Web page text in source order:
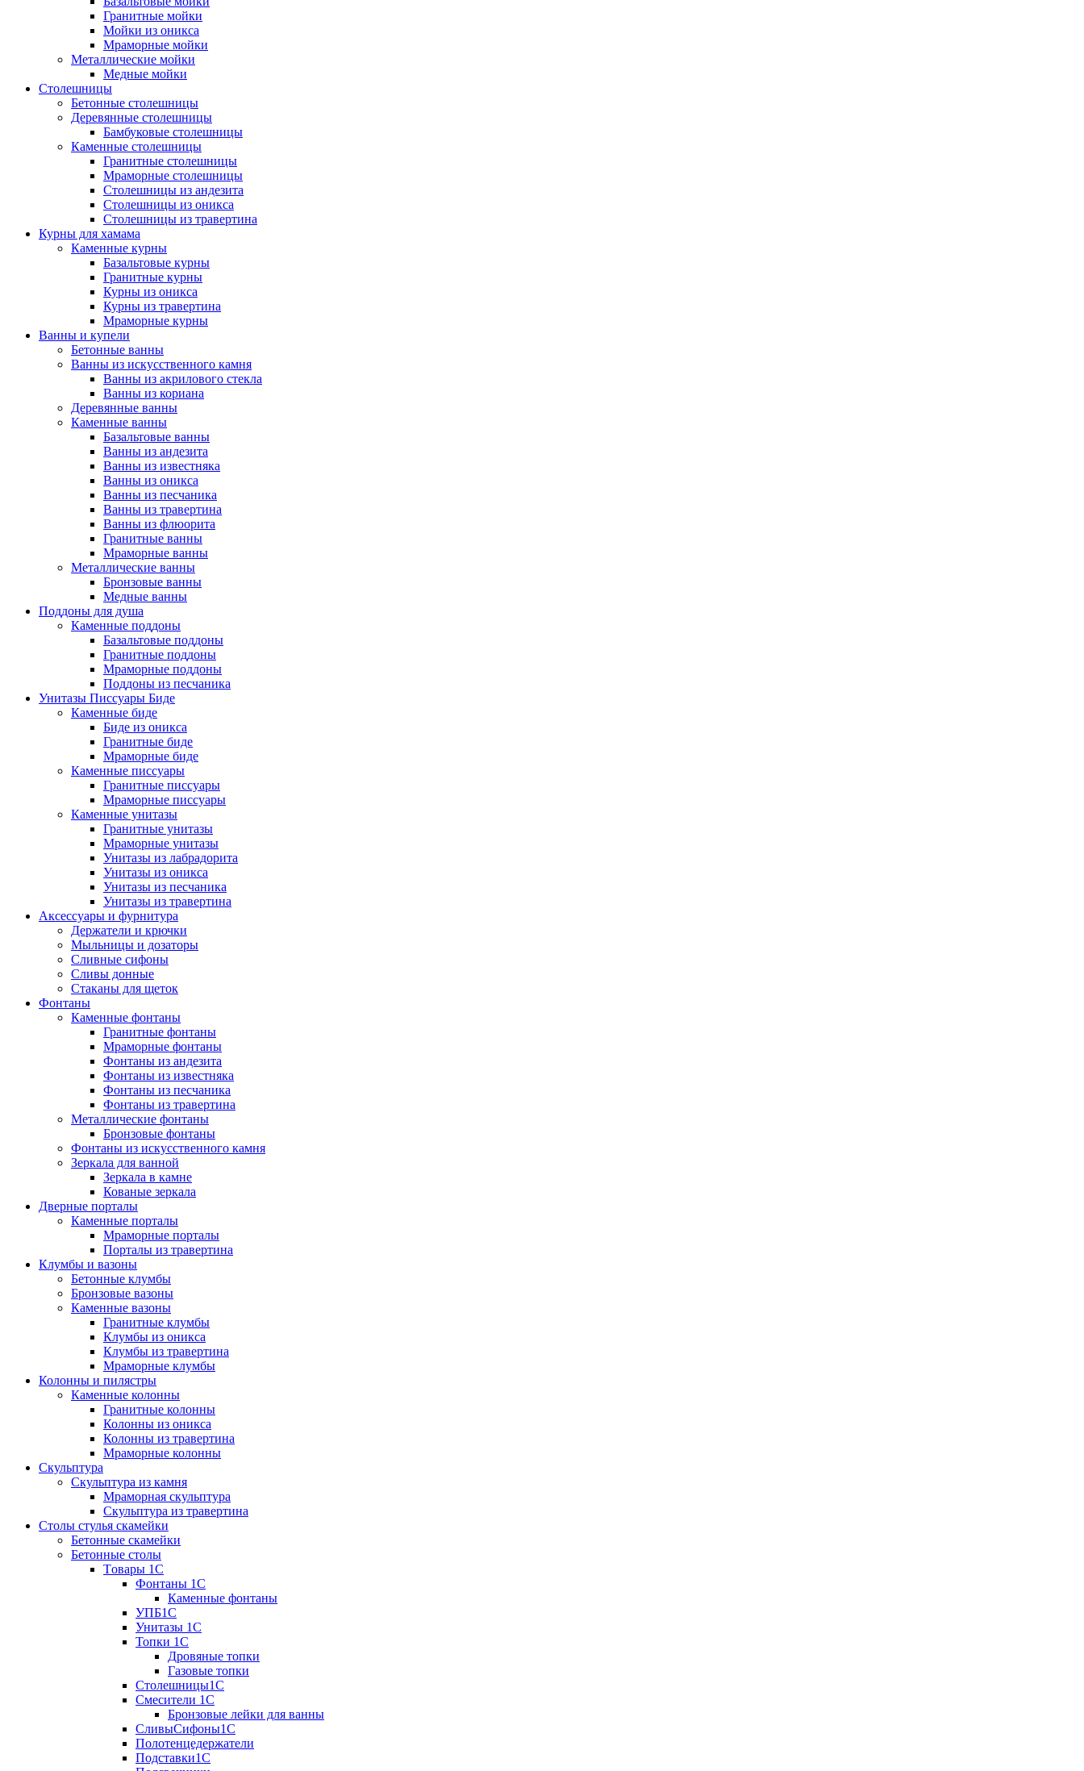
Гранитные мойки
Мойки из оникса
Мраморные мойки
Металлические мойки
Медные мойки
Столешницы
Бетонные столешницы
Деревянные столешницы
Бамбуковые столешницы
Каменные столешницы
Гранитные столешницы
Мраморные столешницы
Столешницы из андезита
Столешницы из оникса
Столешницы из травертина
Курны для хамама
Каменные курны
Базальтовые курны
Гранитные курны
Курны из оникса
Курны из травертина
Мраморные курны
Ванны и купели
Бетонные ванны
Ванны из искусственного камня
Ванны из акрилового стекла
Ванны из кориана
Деревянные ванны
Каменные ванны
Базальтовые ванны
Ванны из андезита
Ванны из известняка
Ванны из оникса
Ванны из песчаника
Ванны из травертина
Ванны из флюорита
Гранитные ванны
Мраморные ванны
Металлические ванны
Бронзовые ванны
Медные ванны
Поддоны для душа
Каменные поддоны
Базальтовые поддоны
Гранитные поддоны
Мраморные поддоны
Поддоны из песчаника
Унитазы Писсуары Биде
Каменные биде
Биде из оникса
Гранитные биде
Мраморные биде
Каменные писсуары
Гранитные писсуары
Мраморные писсуары
Каменные унитазы
Гранитные унитазы
Мраморные унитазы
Унитазы из лабрадорита
Унитазы из оникса
Унитазы из песчаника
Унитазы из травертина
Аксессуары и фурнитура
Держатели и крючки
Мыльницы и дозаторы
Сливные сифоны
Сливы донные
Стаканы для щеток
Фонтаны
Каменные фонтаны
Гранитные фонтаны
Мраморные фонтаны
Фонтаны из андезита
Фонтаны из известняка
Фонтаны из песчаника
Фонтаны из травертина
Металлические фонтаны
Бронзовые фонтаны
Фонтаны из искусственного камня
Зеркала для ванной
Зеркала в камне
Кованые зеркала
Дверные порталы
Каменные порталы
Мраморные порталы
Порталы из травертина
Клумбы и вазоны
Бетонные клумбы
Бронзовые вазоны
Каменные вазоны
Гранитные клумбы
Клумбы из оникса
Клумбы из травертина
Мраморные клумбы
Колонны и пилястры
Каменные колонны
Гранитные колонны
Колонны из оникса
Колонны из травертина
Мраморные колонны
Скульптура
Скульптура из камня
Мраморная скульптура
Скульптура из травертина
Столы стулья скамейки
Бетонные скамейки
Бетонные столы
Tовары 1C
Фонтаны 1C
Каменные фонтаны
УПБ1С
Унитазы 1С
Топки 1С
Дровяные топки
Газовые топки
Столешницы1С
Смесители 1С
Бронзовые лейки для ванны
СливыСифоны1С
Полотенцедержатели
Подставки1С